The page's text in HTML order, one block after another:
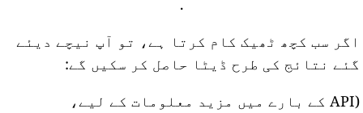
.
اگر سب کچھ ٹھیک کام کرتا ہے، تو آپ نیچے دیئے
گئے نتائج کی طرح ڈیٹا حاصل کر سکیں گے:
(API کے بارے میں مزید معلومات کے لیے،